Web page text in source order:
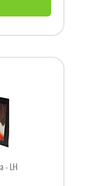
- LH